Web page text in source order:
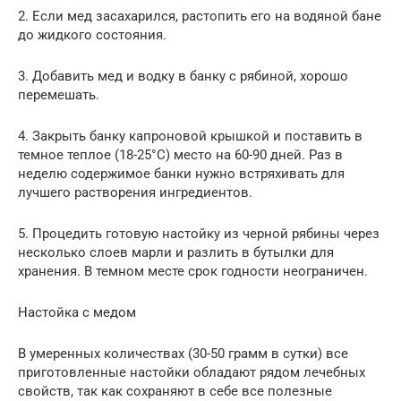
2. Если мед засахарился, растопить его на водяной бане
до жидкого состояния.
3. Добавить мед и водку в банку с рябиной, хорошо
перемешать.
4. Закрыть банку капроновой крышкой и поставить в
темное теплое (18-25°C) место на 60-90 дней. Раз в
неделю содержимое банки нужно встряхивать для
лучшего растворения ингредиентов.
5. Процедить готовую настойку из черной рябины через
несколько слоев марли и разлить в бутылки для
хранения. В темном месте срок годности неограничен.
Настойка с медом
В умеренных количествах (30-50 грамм в сутки) все
приготовленные настойки обладают рядом лечебных
свойств, так как сохраняют в себе все полезные